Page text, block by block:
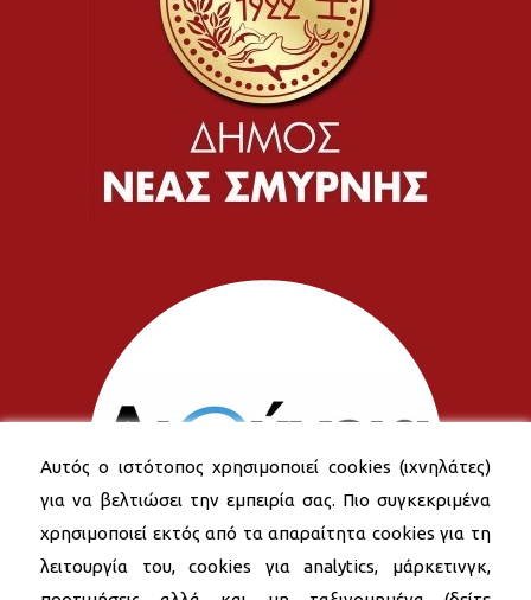
Αυτός ο ιστότοπος χρησιμοποιεί cookies (ιχνηλάτες)
για να βελτιώσει την εμπειρία σας. Πιο συγκεκριμένα
χρησιμοποιεί εκτός από τα απαραίτητα cookies για τη
λειτουργία του, cookies για analytics, μάρκετινγκ,